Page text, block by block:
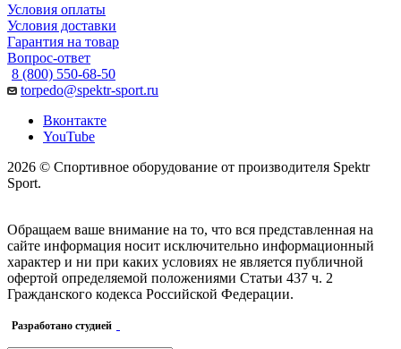
Условия оплаты
Условия доставки
Гарантия на товар
Вопрос-ответ
8 (800) 550-68-50
torpedo@spektr-sport.ru
Вконтакте
YouTube
2026 © Спортивное оборудование от производителя Spektr
Sport.
Обращаем ваше внимание на то, что вся представленная на
сайте информация носит исключительно информационный
характер и ни при каких условиях не является публичной
офертой определяемой положениями Статьи 437 ч. 2
Гражданского кодекса Российской Федерации.
Разработано студией